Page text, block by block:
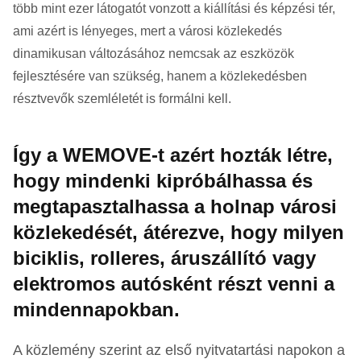
több mint ezer látogatót vonzott a kiállítási és képzési tér,
ami azért is lényeges, mert a városi közlekedés
dinamikusan változásához nemcsak az eszközök
fejlesztésére van szükség, hanem a közlekedésben
résztvevők szemléletét is formálni kell.
Így a WEMOVE-t azért hozták létre,
hogy mindenki kipróbálhassa és
megtapasztalhassa a holnap városi
közlekedését, átérezve, hogy milyen
biciklis, rolleres, áruszállító vagy
elektromos autósként részt venni a
mindennapokban.
A közlemény szerint az első nyitvatartási napokon a